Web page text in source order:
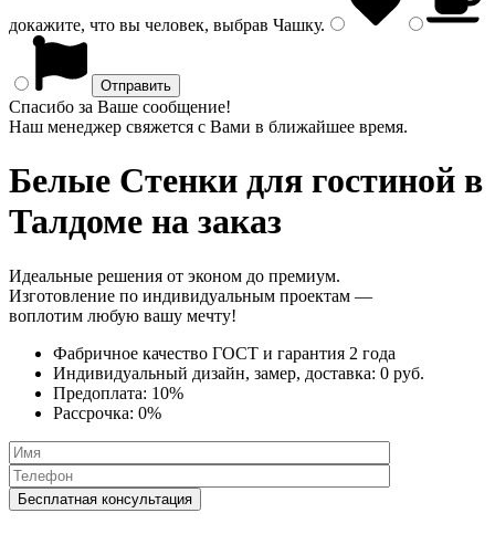
докажите, что вы человек, выбрав Чашку.
Спасибо за Ваше сообщение!
Наш менеджер свяжется с Вами в ближайшее время.
Белые Стенки для гостиной в
Талдоме на заказ
Идеальные решения от эконом до премиум.
Изготовление по индивидуальным проектам —
воплотим любую вашу мечту!
Фабричное качество ГОСТ и гарантия 2 года
Индивидуальный дизайн, замер, доставка: 0 руб.
Предоплата: 10%
Рассрочка: 0%